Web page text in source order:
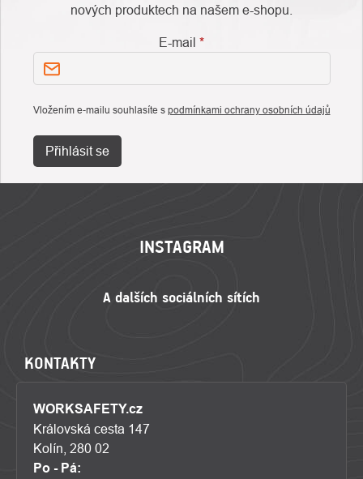
nových produktech na našem e-shopu.
E-mail
Vložením e-mailu souhlasíte s podmínkami ochrany osobních údajů
Přihlásit se
INSTAGRAM
KONTAKTY
WORKSAFETY.cz
Královská cesta 147
Kolín, 280 02
Po - Pá: